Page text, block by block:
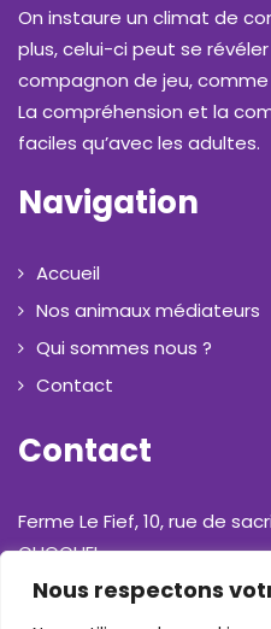
Nous respectons
On instaure un climat de
plus, celui-ci peut se
compagnon de jeu, comme
La compréhension et la
faciles qu’avec les adultes.
Navigation
Accueil
Nos animaux médiateurs
Qui sommes nous ?
Contact
Contact
Ferme Le Fief, 10, rue de
CHOQUEL